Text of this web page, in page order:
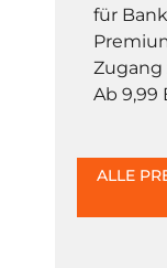
für
Zugang
Ab 9,99
ALLE